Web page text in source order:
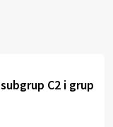
C2 i grup